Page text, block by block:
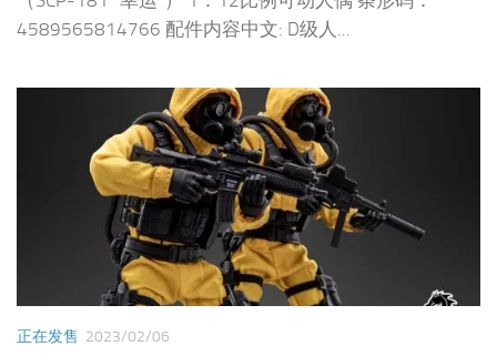
4589565814766 配件内容中文: D级人...
正在发售 2023/02/06